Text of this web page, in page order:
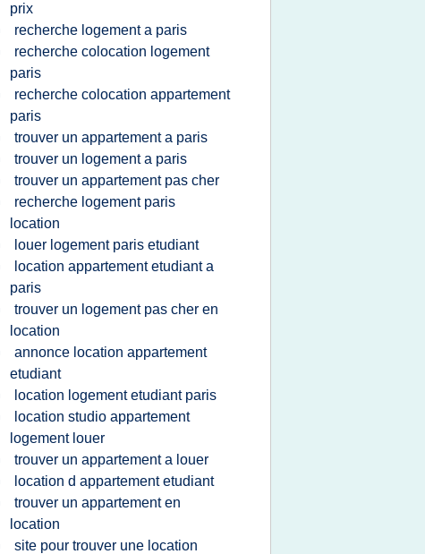
prix
recherche logement a paris
recherche colocation logement
paris
recherche colocation appartement
paris
trouver un appartement a paris
trouver un logement a paris
trouver un appartement pas cher
recherche logement paris
location
louer logement paris etudiant
location appartement etudiant a
paris
trouver un logement pas cher en
location
annonce location appartement
etudiant
location logement etudiant paris
location studio appartement
logement louer
trouver un appartement a louer
location d appartement etudiant
trouver un appartement en
location
site pour trouver une location